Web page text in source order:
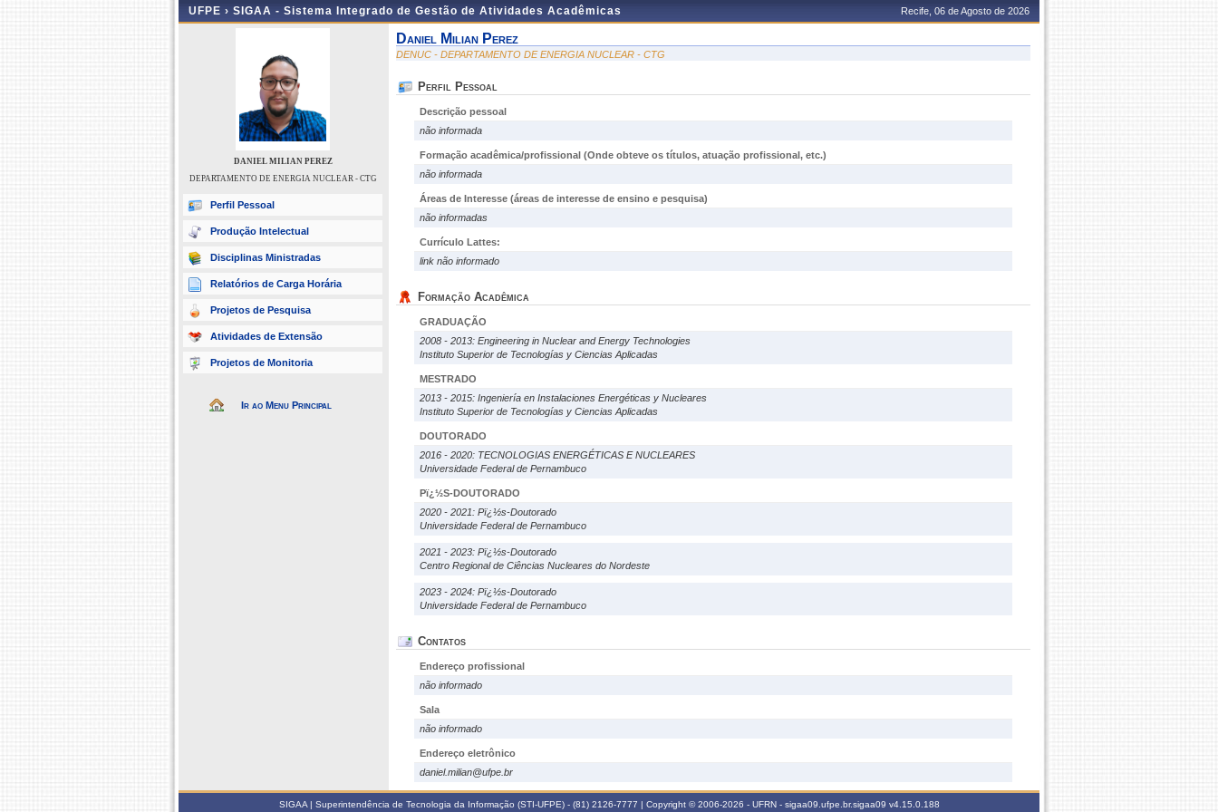
UFPE › SIGAA - Sistema Integrado de Gestão de Atividades Acadêmicas Recife, 06 de Agosto de 2026
DANIEL MILIAN PEREZ
DEPARTAMENTO DE ENERGIA NUCLEAR - CTG
Perfil Pessoal
Produção Intelectual
Disciplinas Ministradas
Relatórios de Carga Horária
Projetos de Pesquisa
Atividades de Extensão
Projetos de Monitoria
Ir ao Menu Principal
Daniel Milian Perez
DENUC - DEPARTAMENTO DE ENERGIA NUCLEAR - CTG
Perfil Pessoal
Descrição pessoal
não informada
Formação acadêmica/profissional (Onde obteve os títulos, atuação profissional, etc.)
não informada
Áreas de Interesse (áreas de interesse de ensino e pesquisa)
não informadas
Currículo Lattes:
link não informado
Formação Acadêmica
GRADUAÇÃO
2008 - 2013: Engineering in Nuclear and Energy Technologies
Instituto Superior de Tecnologías y Ciencias Aplicadas
MESTRADO
2013 - 2015: Ingeniería en Instalaciones Energéticas y Nucleares
Instituto Superior de Tecnologías y Ciencias Aplicadas
DOUTORADO
2016 - 2020: TECNOLOGIAS ENERGÉTICAS E NUCLEARES
Universidade Federal de Pernambuco
Pï¿½S-DOUTORADO
2020 - 2021: Pï¿½s-Doutorado
Universidade Federal de Pernambuco
2021 - 2023: Pï¿½s-Doutorado
Centro Regional de Ciências Nucleares do Nordeste
2023 - 2024: Pï¿½s-Doutorado
Universidade Federal de Pernambuco
Contatos
Endereço profissional
não informado
Sala
não informado
Endereço eletrônico
daniel.milian@ufpe.br
SIGAA | Superintendência de Tecnologia da Informação (STI-UFPE) - (81) 2126-7777 | Copyright © 2006-2026 - UFRN - sigaa09.ufpe.br.sigaa09 v4.15.0.188